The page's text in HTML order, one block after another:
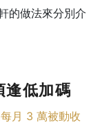
的做法來分別介
低加碼
月 3 萬被動收